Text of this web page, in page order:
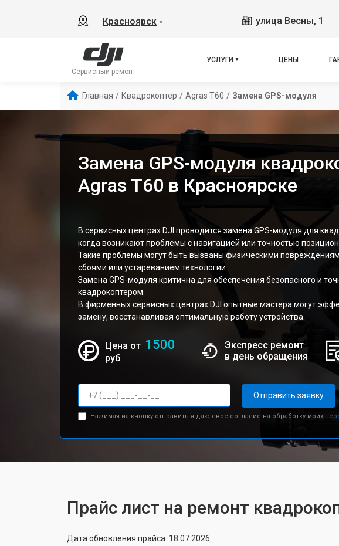
Красноярск ▼ улица Весны, 1
Сервисный ремонт
УСЛУГИ ЦЕНЫ
Главная / Квадрокоптер / Agras T60 / Замена GPS-модуля
Замена GPS-модуля
Agras T60 в Красноярске
В сервисных центрах DJI проводится замена GPS-модуля для
когда возникают проблемы с навигацией или точностью
Такие проблемы могут быть вызваны физическими
сбоями или устареванием технологии.
Замена GPS-модуля критична для обеспечения безопасного и
квадрокоптером.
В фирменных сервисных центрах DJI опытные мастера могут
замену, восстанавливая оптимальную работу устройства.
Цена от 1500
руб
Экспресс ремонт
в день обращения
Отправить заявку
Нажимая на кнопку отправить я даю свое согласие на обработку моих
Прайс лист на ремонт
Дата обновления прайса: 18.07.2026